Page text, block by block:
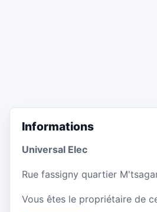
Informations
Universal Elec
Rue fassigny quartier
Vous êtes le propriétaire de